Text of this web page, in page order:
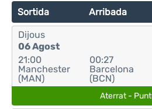
Sortida Arribada
Dijous
06 Agost
21:00
Manchester
(MAN)
00:27
Barcelona
(BCN)
Aterrat -